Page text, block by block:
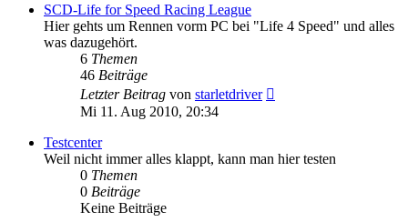
SCD-Life for Speed Racing League
Hier gehts um Rennen vorm PC bei "Life 4 Speed" und alles
was dazugehört.
6 Themen
46 Beiträge
Letzter Beitrag von starletdriver
Mi 11. Aug 2010, 20:34
Testcenter
Weil nicht immer alles klappt, kann man hier testen
0 Themen
0 Beiträge
Keine Beiträge